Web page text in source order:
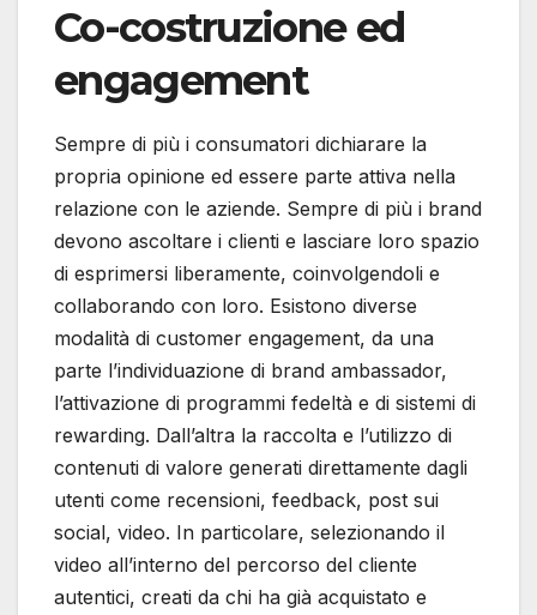
Co-costruzione ed
engagement
Sempre di più i consumatori dichiarare la
propria opinione ed essere parte attiva nella
relazione con le aziende. Sempre di più i brand
devono ascoltare i clienti e lasciare loro spazio
di esprimersi liberamente, coinvolgendoli e
collaborando con loro. Esistono diverse
modalità di customer engagement, da una
parte l’individuazione di brand ambassador,
l’attivazione di programmi fedeltà e di sistemi di
rewarding. Dall’altra la raccolta e l’utilizzo di
contenuti di valore generati direttamente dagli
utenti come recensioni, feedback, post sui
social, video. In particolare, selezionando il
video all’interno del percorso del cliente
autentici, creati da chi ha già acquistato e